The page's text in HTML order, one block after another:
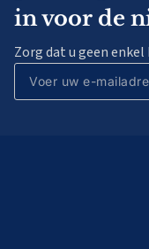
in voor de
Zorg dat u geen